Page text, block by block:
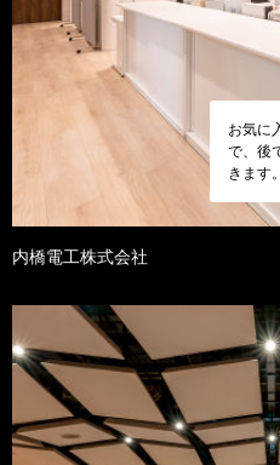
お気に
で、後
きます。
内橋電工株式会社